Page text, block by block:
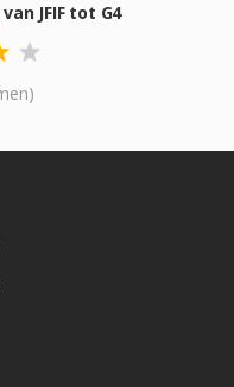
JFIF tot G4